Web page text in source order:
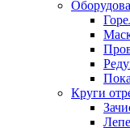
Круги